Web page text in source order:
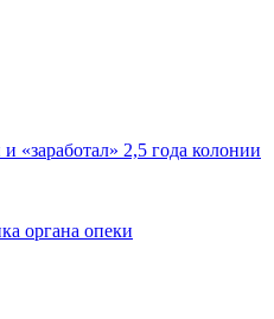
«заработал» 2,5 года колонии
органа опеки